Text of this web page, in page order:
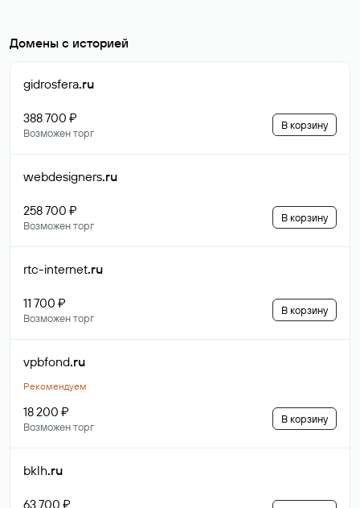
Домены с историей
gidrosfera.ru
388 700 ₽
Возможен торг
В корзину
webdesigners.ru
258 700 ₽
Возможен торг
В корзину
rtc-internet.ru
11 700 ₽
Возможен торг
В корзину
vpbfond.ru
Рекомендуем
18 200 ₽
Возможен торг
В корзину
bklh.ru
63 700 ₽